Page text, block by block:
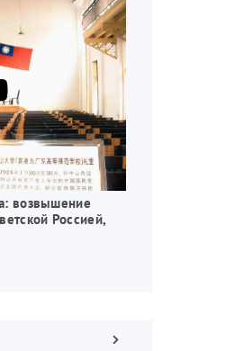
возвышение
Россией,
Следующая